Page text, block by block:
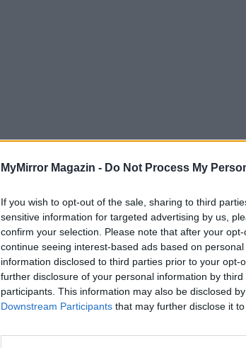
MyMirror Magazin - Do Not Process My
If you wish to opt-out of the sale, sharing to third
sensitive information for targeted advertising by us,
confirm your selection. Please note that after your
continue seeing interest-based ads based on
information disclosed to third parties prior to your opt-
further disclosure of your personal information by third
participants. This information may also be disclosed
Downstream Participants that may further disclose it